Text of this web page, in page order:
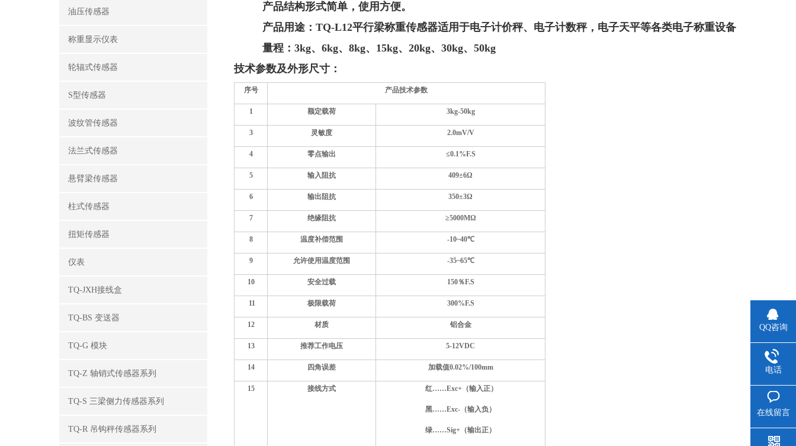
油压传感器
称重显示仪表
轮辐式传感器
S型传感器
波纹管传感器
法兰式传感器
悬臂梁传感器
柱式传感器
扭矩传感器
仪表
TQ-JXH接线盒
TQ-BS 变送器
TQ-G 模块
TQ-Z 轴销式传感器系列
TQ-S 三梁侧力传感器系列
TQ-R 吊钩秤传感器系列
产品结构形式简单，使用方便。
产品用途： TQ-L12平行梁称重传感器适用于电子计价秤、电子计数秤，电子天平等各类电子称重设备
量程： 3kg、6kg、8kg、15kg、20kg、30kg、50kg
技术参数及外形尺寸：
序号 产品技术参数
1 额定载荷 3kg-50kg
3 灵敏度 2.0mV/V
4 零点输出 ≤0.1%F.S
5 输入阻抗 409±6Ω
6 输出阻抗 350±3Ω
7 绝缘阻抗 ≥5000MΩ
8 温度补偿范围 -10~40℃
9 允许使用温度范围 -35~65℃
10 安全过载 150％F.S
11 极限载荷 300%F.S
12 材质 铝合金
13 推荐工作电压 5-12VDC
14 四角误差 加载值0.02%/100mm
15 接线方式 红……Exc+（输入正）
黑……Exc-（输入负）
绿……Sig+（输出正）
QQ咨询
电话
在线留言